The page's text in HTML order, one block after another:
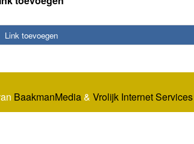
Link toevoegen
BaakmanMedia& Vrolijk Internet Services